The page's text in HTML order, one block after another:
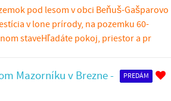
pod lesom v obci Beňuš-Gašparovo
v lone prírody, na pozemku 60-
staveHľadáte pokoj, priestor a pr
Mazorníku v Brezne - PREDÁM